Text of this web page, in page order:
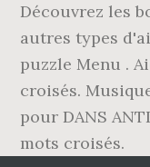
Découvrez les
autres types
puzzle Menu .
croisés.
pour DANS
mots croisés.